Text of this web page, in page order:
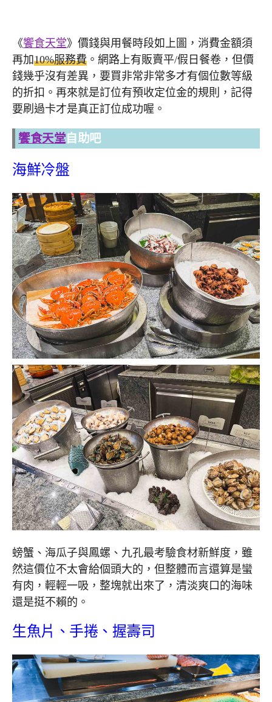
《饗食天堂》價錢與用餐時段如上圖，消費金額須
再加10%服務費 。網路上有販賣平/假日餐卷，但價
錢幾乎沒有差異，要買非常非常多才有個位數等級
的折扣。再來就是訂位有預收定位金的規則，記得
要刷過卡才是真正訂位成功喔。
饗食天堂 自助吧
海鮮冷盤
螃蟹、海瓜子與鳳螺、九孔最考驗食材新鮮度，雖
然這價位不太會給個頭大的，但整體而言還算是蠻
有肉，輕輕一吸，整塊就出來了，清淡爽口的海味
還是挺不賴的。
生魚片、手捲、握壽司